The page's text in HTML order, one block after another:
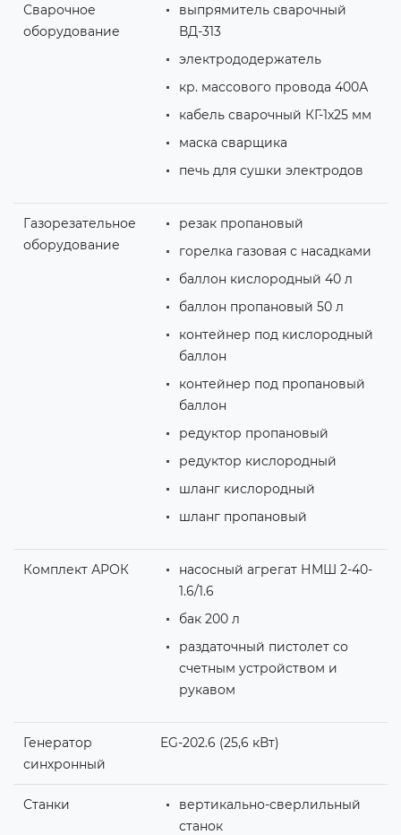
Сварочное
оборудование
выпрямитель сварочный
ВД-313
электрододержатель
кр. массового провода 400А
кабель сварочный КГ-1х25 мм
маска сварщика
печь для сушки электродов
Газорезательное
оборудование
резак пропановый
горелка газовая с насадками
баллон кислородный 40 л
баллон пропановый 50 л
контейнер под кислородный
баллон
контейнер под пропановый
баллон
редуктор пропановый
редуктор кислородный
шланг кислородный
шланг пропановый
Комплект АРОК
насосный агрегат НМШ 2-40-
1.6/1.6
бак 200 л
раздаточный пистолет со
счетным устройством и
рукавом
Генератор
синхронный
EG-202.6 (25,6 кВт)
Станки
вертикально-сверлильный
станок